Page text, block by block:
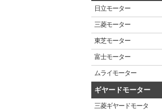
日立モーター
三菱モーター
東芝モーター
富士モーター
ムライモーター
ギヤードモーター
三菱ギヤードモータ